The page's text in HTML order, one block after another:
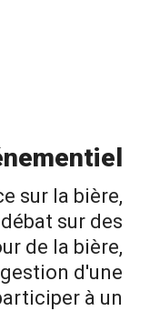
sur la bière,
sur des
de la bière,
d'une
à un